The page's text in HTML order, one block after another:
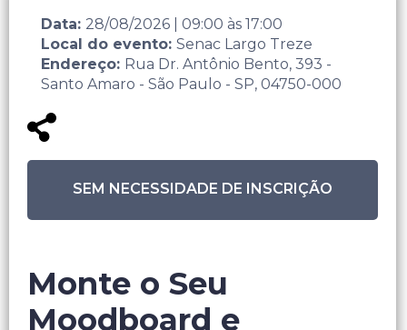
Data: 28/08/2026 09:00 às 17:00
Local do evento: Senac Largo Treze
Endereço: Rua Dr. Antônio Bento, 393 -
Santo Amaro - São Paulo - SP, 04750-000
SEM NECESSIDADE DE INSCRIÇÃO
Monte o Seu
Moodboard e